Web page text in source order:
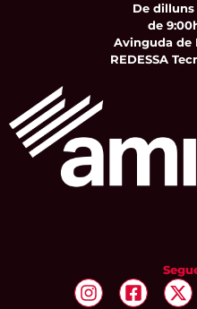
De
de
Avinguda de
REDESSA